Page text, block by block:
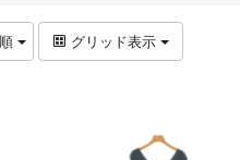
グリッド表示